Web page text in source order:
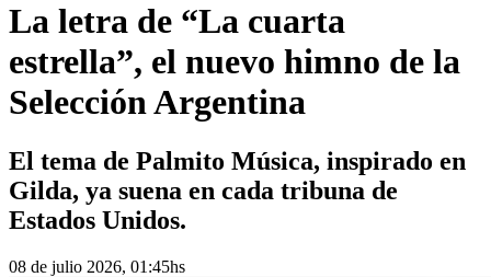
La letra de “La cuarta
estrella”, el nuevo himno de la
Selección Argentina
El tema de Palmito Música, inspirado en
Gilda, ya suena en cada tribuna de
Estados Unidos.
08 de julio 2026, 01:45hs